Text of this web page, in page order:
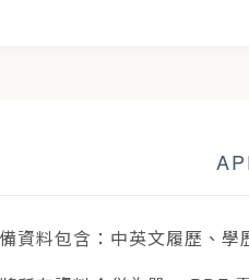
資料包含：中英文履歷、學